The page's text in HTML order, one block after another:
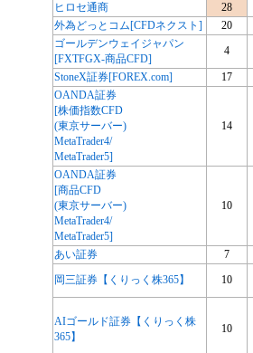
ヒロセ通商
28
外為どっとコム[CFDネクスト]
20
ゴールデンウェイジャパン
[FXTFGX-商品CFD]
4
StoneX証券[FOREX.com]
17
OANDA証券
[株価指数CFD
(東京サーバー)
MetaTrader4/
MetaTrader5]
14
OANDA証券
[商品CFD
(東京サーバー)
MetaTrader4/
MetaTrader5]
10
あい証券
7
岡三証券【くりっく株365】
10
AIゴールド証券【くりっく株
365】
10